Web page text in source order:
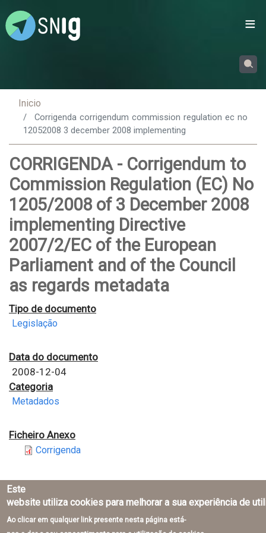
Inicio
Corrigenda corrigendum commission regulation ec no
12052008 3 december 2008 implementing
CORRIGENDA - Corrigendum to
Commission Regulation (EC) No
1205/2008 of 3 December 2008
implementing Directive
2007/2/EC of the European
Parliament and of the Council
as regards metadata
Tipo de documento
Legislação
Data do documento
2008-12-04
Categoria
Metadados
Ficheiro Anexo
Corrigenda
Direção-Geral do Território © 2026
Este
website utiliza cookies para melhorar a sua experiência de
Ao clicar em qualquer link presente nesta página está-